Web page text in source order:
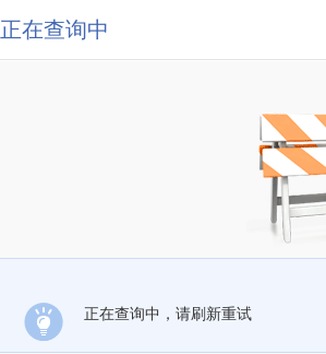
正在查询中
正在查询中，请刷新重试